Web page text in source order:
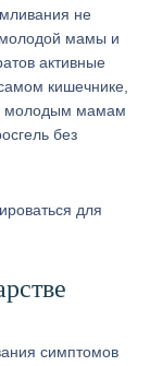
не
молодой мамы и
активные
кишечнике,
молодым мамам
без
для
симптомов